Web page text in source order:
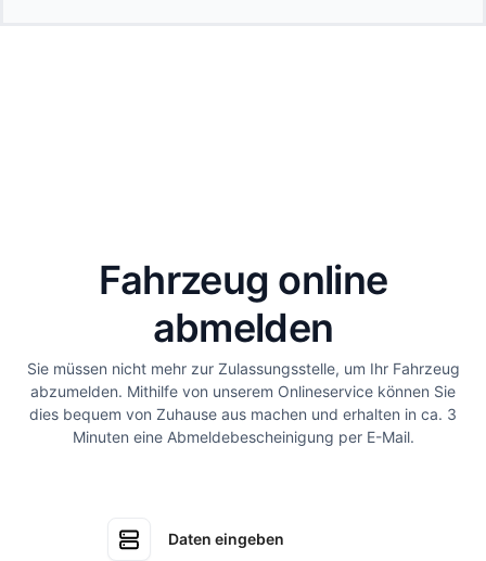
Fahrzeug online
abmelden
Sie müssen nicht mehr zur Zulassungsstelle, um Ihr Fahrzeug
abzumelden. Mithilfe von unserem Onlineservice können Sie
dies bequem von Zuhause aus machen und erhalten in ca. 3
Minuten eine Abmeldebescheinigung per E-Mail.
Daten eingeben